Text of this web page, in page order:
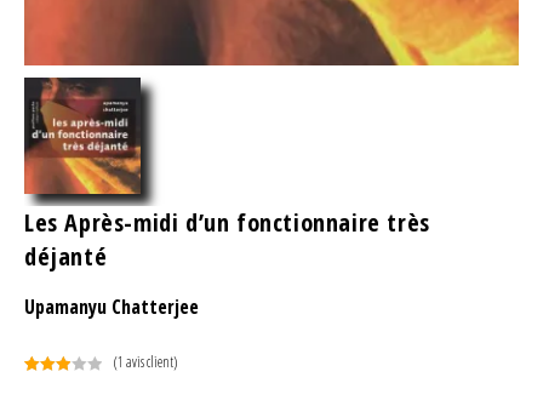
Les Après-midi d’un fonctionnaire très
déjanté
Upamanyu Chatterjee
(1 avis client)